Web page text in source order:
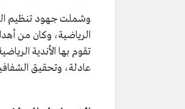
وشملت جهود تنظيم
الرياضية، وكان من
تقوم بها الأندية
عادلة، وتحقيق